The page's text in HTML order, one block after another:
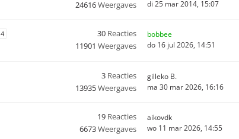
24616Weergaves
di 25 mar 2014, 15:07
4 30 Reacties
11901 Weergaves
bobbee
do 16 jul 2026, 14:51
3 Reacties
13935Weergaves
gilleko B.
ma 30 mar 2026, 16:16
19 Reacties
6673Weergaves
aikovdk
wo 11 mar 2026, 14:55